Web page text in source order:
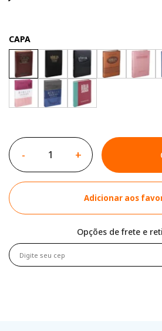
CAPA
- +
Adicionar aos
Opções de frete e